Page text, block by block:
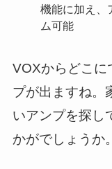
機能に加え、
ム可能
VOXからどこに
プが出ますね。
いアンプを探し
かがでしょうか。